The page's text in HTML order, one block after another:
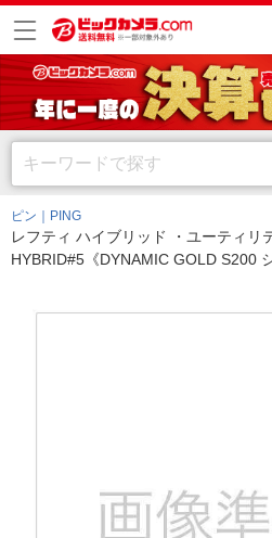
ピン｜PING
レフティ ハイブリッド ・ユーティリ
HYBRID#5《DYNAMIC GOLD S200